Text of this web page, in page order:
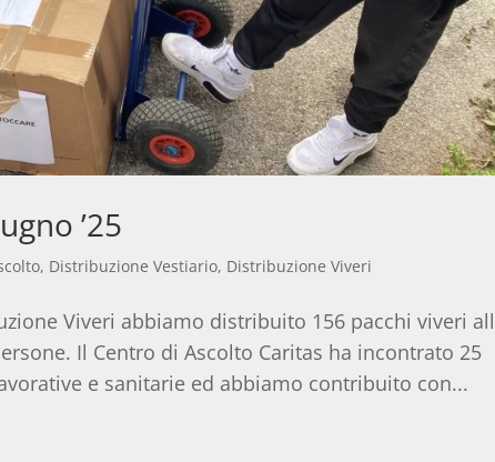
’25
, Distribuzione Vestiario, Distribuzione Viveri
Viveri abbiamo distribuito 156 pacchi viveri
Il Centro di Ascolto Caritas ha incontrato 25
e sanitarie ed abbiamo contribuito con...